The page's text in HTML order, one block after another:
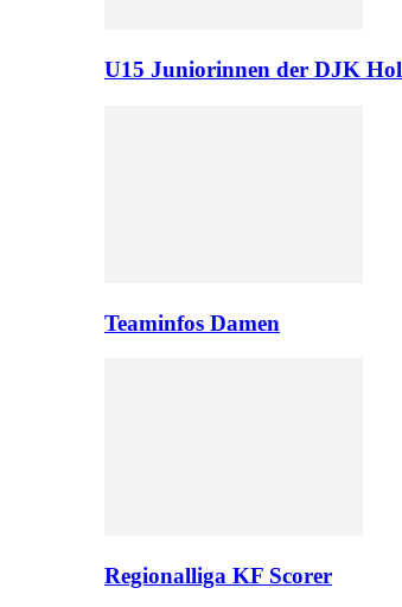
U15 Juniorinnen der DJK
Teaminfos Damen
Regionalliga KF Scorer